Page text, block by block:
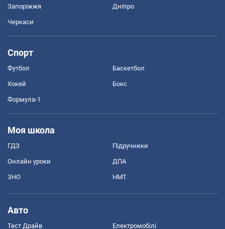
Запоріжжя Дніпро
Черкаси
Спорт
Футбол Баскетбол
Хокей Бокс
Формула-1
Моя школа
ГДЗ Підручники
Онлайн уроки ДПА
ЗНО НМТ
Авто
Тест Драйв Електромобілі